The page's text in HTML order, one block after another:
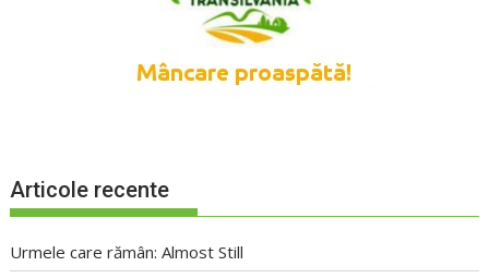
Articole recente
Urmele care rămân: Almost Still